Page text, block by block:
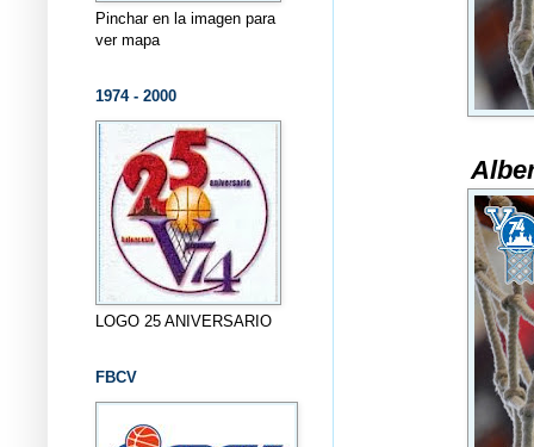
Pinchar en la imagen para
ver mapa
1974 - 2000
LOGO 25 ANIVERSARIO
FBCV